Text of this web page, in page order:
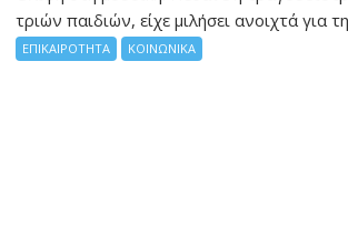
τριών παιδιών, είχε μιλήσει ανοιχτά για
ΕΠΙΚΑΙΡΟΤΗΤΑ ΚΟΙΝΩΝΙΚΑ